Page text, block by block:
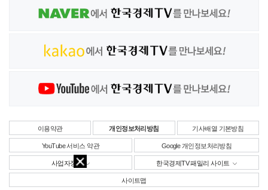
이용약관 개인정보처리방침 기사배열 기본방침
YouTube 서비스 약관 Google 개인정보처리방침
사업자정보 한국경제TV 패밀리 사이트
사이트맵